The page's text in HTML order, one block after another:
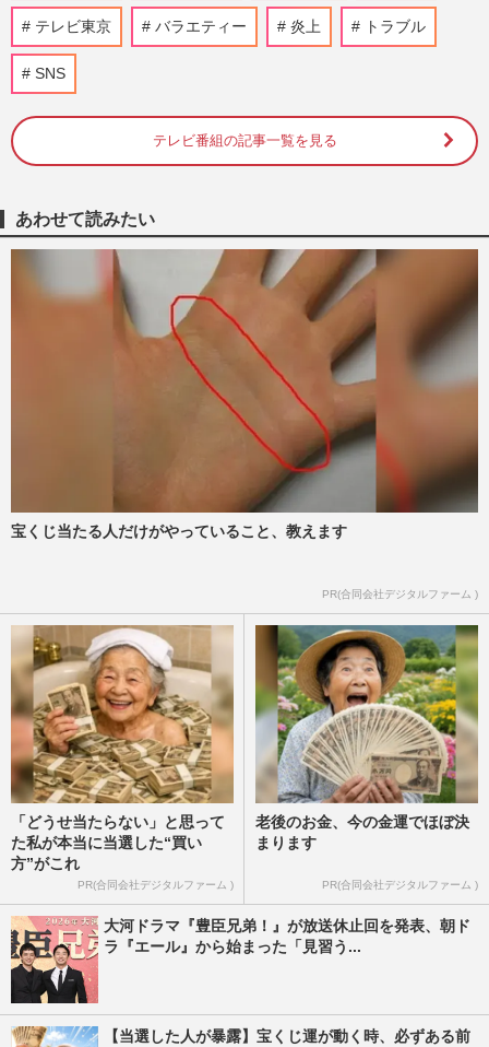
の“暴力映像”
週刊女性PRIME
かくれんぼ企画で隠れた人の場所を暴露す
る“裏切り行為”に菊池風…
週刊女性PRIME 2026/1/13
【横山裕】ドッキリGPで骨折！ 番組に批
判殺到、危険性指摘の“前科”
週刊女性2026年1月6日・13日号
出川哲朗はクマとキス、藤原喜明は檻の中
で生身バトル…“今じゃ絶対放送禁止”の対
クマTV番組エピソード
出川哲朗、頸椎症性神経根症を告白に「着
るだけで…」謳い文句の医療機器『リライ
ブシャツα』CMが見ていら…
テレビ東京 バラエティー 炎上 トラブル
SNS
テレビ番組の記事一覧を見る
あわせて読みたい
宝くじ当たる人だけがやっていること、教えます
PR(合同会社デジタルファーム )
「どうせ当たらない」と思って
た私が本当に当選した“買い
方”がこれ
PR(合同会社デジタルファーム )
老後のお金、今の金運でほぼ決
まります
PR(合同会社デジタルファーム )
大河ドラマ『豊臣兄弟！』が放送休止回を発表、朝ド
ラ『エール』から始まった「見習う...
【当選した人が暴露】宝くじ運が動く時、必ずある前